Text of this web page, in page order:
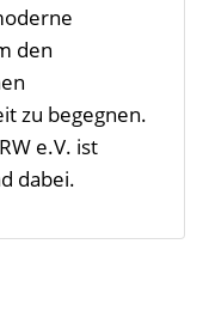
den
zu begegnen.
e.V. ist
dabei.